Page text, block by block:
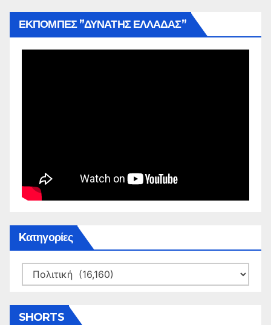
ΕΚΠΟΜΠΕΣ ”ΔΥΝΑΤΗΣ ΕΛΛΑΔΑΣ”
Kατηγορίες
Kατηγορίες
SHORTS